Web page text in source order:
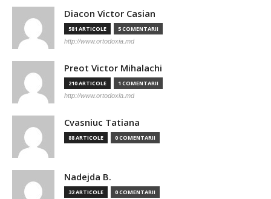
Diacon Victor Casian
581 ARTICOLE 5 COMENTARII
http://www.ortodoxia.md
Preot Victor Mihalachi
210 ARTICOLE 1 COMENTARII
http://www.ortodoxia.md
Cvasniuc Tatiana
88 ARTICOLE 0 COMENTARII
Nadejda B.
32 ARTICOLE 0 COMENTARII